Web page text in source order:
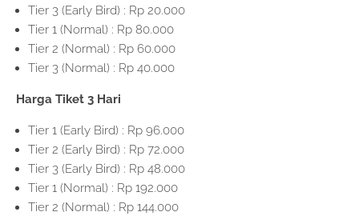
Tier 3 (Early Bird) : Rp 20.000
Tier 1 (Normal) : Rp 80.000
Tier 2 (Normal) : Rp 60.000
Tier 3 (Normal) : Rp 40.000
Harga Tiket 3 Hari
Tier 1 (Early Bird) : Rp 96.000
Tier 2 (Early Bird) : Rp 72.000
Tier 3 (Early Bird) : Rp 48.000
Tier 1 (Normal) : Rp 192.000
Tier 2 (Normal) : Rp 144.000